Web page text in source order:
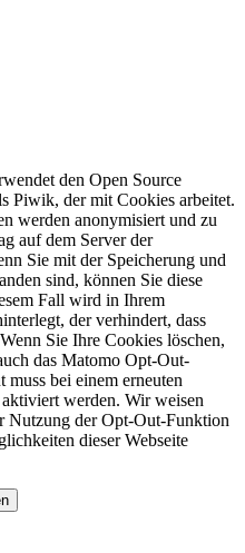
den Open Source
Piwik, der mit Cookies arbeitet.
werden anonymisiert und zu
auf dem Server der
Sie mit der Speicherung und
sind, können Sie diese
Fall wird in Ihrem
der verhindert, dass
Sie Ihre Cookies löschen,
das Matomo Opt-Out-
bei einem erneuten
werden. Wir weisen
Nutzung der Opt-Out-Funktion
dieser Webseite